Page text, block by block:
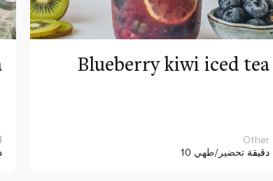
Blueberry kiwi iced tea
Other
10 دقيقة تحضير/طهي